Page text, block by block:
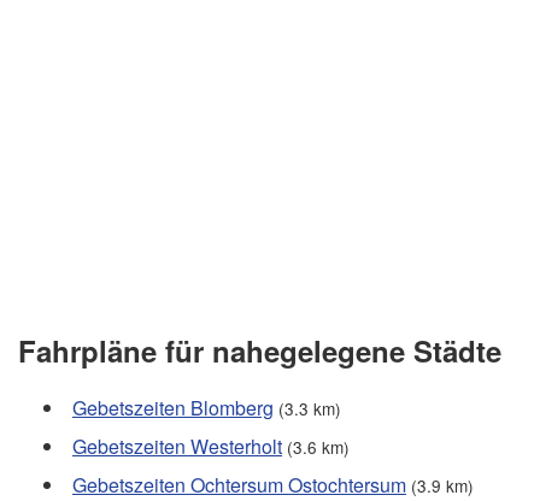
Fahrpläne für nahegelegene Städte
Gebetszeiten Blomberg (3.3 km)
Gebetszeiten Westerholt (3.6 km)
Gebetszeiten Ochtersum Ostochtersum (3.9 km)